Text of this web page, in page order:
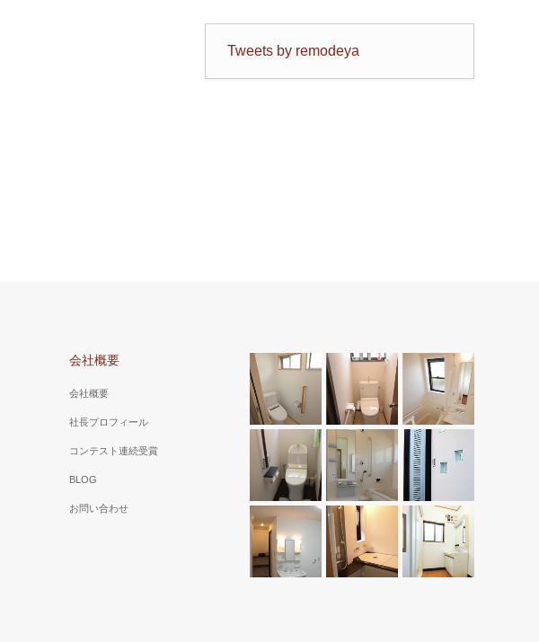
Tweets by remodeya
会社概要
会社概要
社長プロフィール
コンテスト連続受賞
BLOG
お問い合わせ